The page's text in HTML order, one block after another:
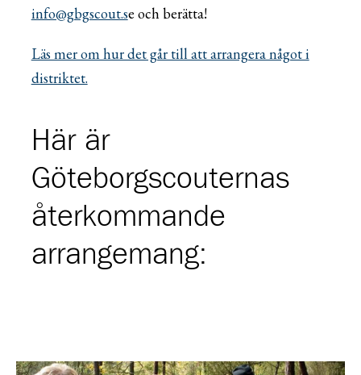
info@gbgscout.se och berätta!
Läs mer om hur det går till att arrangera något i
distriktet.
Här är
Göteborgscouternas
återkommande
arrangemang: